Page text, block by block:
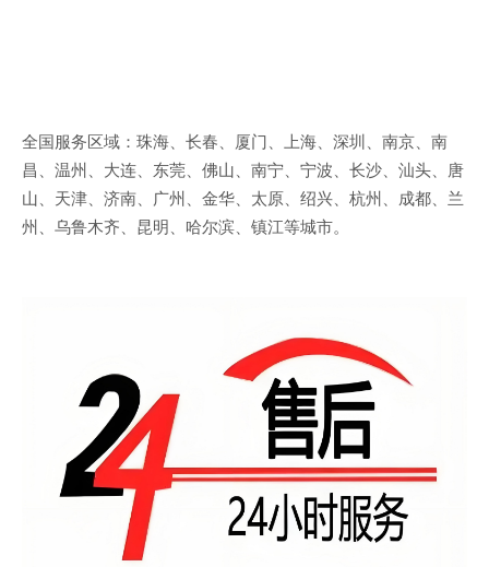
全国服务区域：珠海、长春、厦门、上海、深圳、南京、南
昌、温州、大连、东莞、佛山、南宁、宁波、长沙、汕头、唐
山、天津、济南、广州、金华、太原、绍兴、杭州、成都、兰
州、乌鲁木齐、昆明、哈尔滨、镇江等城市。